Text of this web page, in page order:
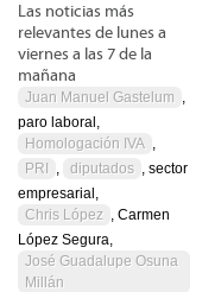
Las noticias más
relevantes de lunes a
viernes a las 7 de la
mañana
Juan Manuel Gastelum ,
paro laboral,
Homologación IVA ,
PRI
, diputados , sector
empresarial,
Chris López , Carmen
López Segura,
José Guadalupe Osuna
Millán